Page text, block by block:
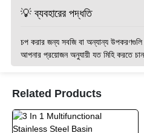
💡 ব্যবহারের পদ্ধতি
চপ করার জন্য সবজি বা অন্যান্য
আপনার প্রয়োজন অনুযায়ী যত মিহি করতে
Related Products